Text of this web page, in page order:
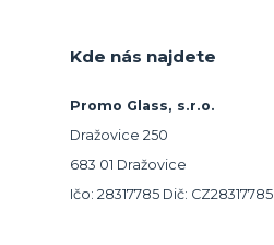
Kde nás najdete
Promo Glass, s.r.o.
Dražovice 250
683 01 Dražovice
Ičo: 28317785 Dič: CZ28317785